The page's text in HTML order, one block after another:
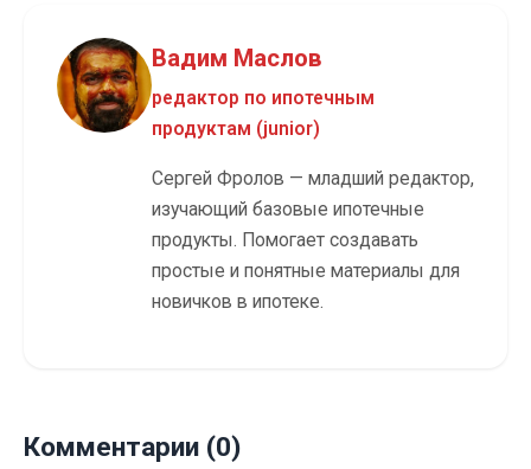
Вадим Маслов
редактор по ипотечным
продуктам (junior)
Сергей Фролов — младший редактор,
изучающий базовые ипотечные
продукты. Помогает создавать
простые и понятные материалы для
новичков в ипотеке.
Комментарии (0)